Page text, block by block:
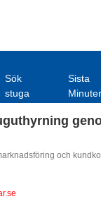
Sök
stuga
Sista
och